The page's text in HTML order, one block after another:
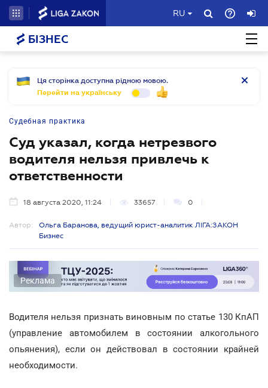
RU
БІЗНЕС
Ця сторінка доступна рідною мовою.
Перейти на українську
Судебная практика
Суд указал, когда нетрезвого
водителя нельзя привлечь к
ответственности
18 августа 2020, 11:24 33657 0
Автор:
Ольга Баранова, ведущий юрист-аналитик ЛІГА:ЗАКОН
Бизнес
Реклама
Водителя нельзя признать виновным по статье 130 КпАП
(управление автомобилем в состоянии алкогольного
опьянения), если он действовал в состоянии крайней
необходимости.